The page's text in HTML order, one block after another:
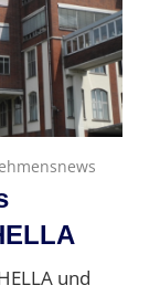
und